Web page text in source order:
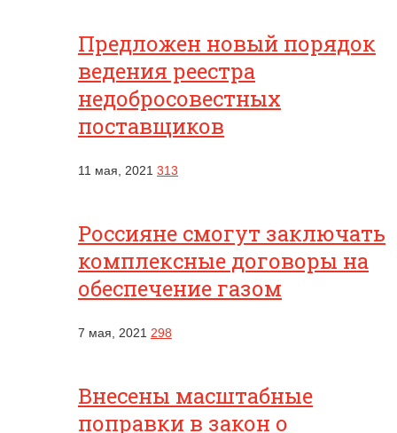
Предложен новый порядок
ведения реестра
недобросовестных
поставщиков
11 мая, 2021 313
Россияне смогут заключать
комплексные договоры на
обеспечение газом
7 мая, 2021 298
Внесены масштабные
поправки в закон о